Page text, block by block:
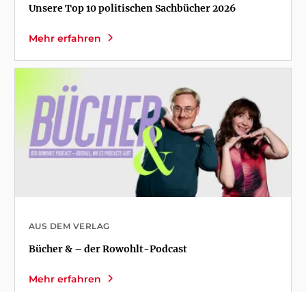
Unsere Top 10 politischen Sachbücher 2026
Mehr erfahren
AUS DEM VERLAG
Bücher & – der Rowohlt-Podcast
Mehr erfahren